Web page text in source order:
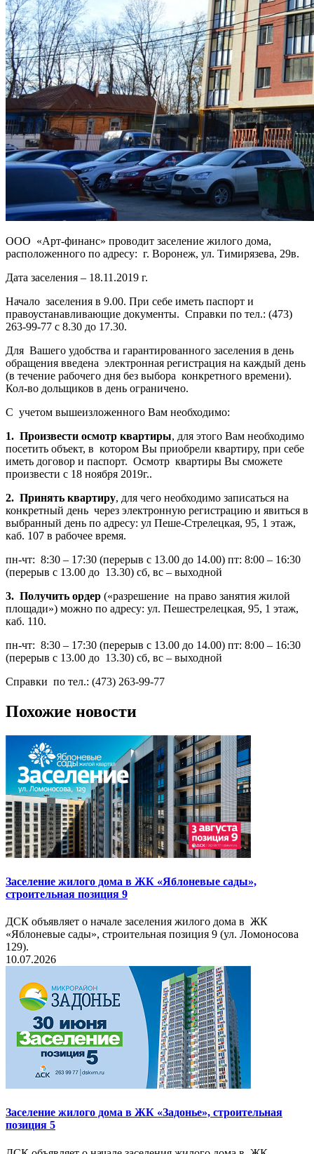
ООО «Арт-финанс» проводит заселение жилого дома,
расположенного по адресу: г. Воронеж, ул. Тимирязева, 29в.
Дата заселения – 18.11.2019 г.
Начало заселения в 9.00. При себе иметь паспорт и
правоустанавливающие документы. Справки по тел.: (473)
263-99-77 с 8.30 до 17.30.
Для Вашего удобства и гарантированного заселения в день
обращения введена электронная регистрация на каждый день
(в течение рабочего дня без выбора конкретного времени).
Кол-во дольщиков в день ограничено.
С учетом вышеизложенного Вам необходимо:
1. Произвести осмотр квартиры, для этого Вам необходимо
посетить объект, в котором Вы приобрели квартиру, при себе
иметь договор и паспорт. Осмотр квартиры Вы сможете
произвести с 18 ноября 2019г..
2. Принять квартиру, для чего необходимо записаться на
конкретный день через электронную регистрацию и явиться в
выбранный день по адресу: ул Пеше-Стрелецкая, 95, 1 этаж,
каб. 107 в рабочее время.
пн-чт: 8:30 – 17:30 (перерыв с 13.00 до 14.00) пт: 8:00 – 16:30
(перерыв с 13.00 до 13.30) сб, вс – выходной
3. Получить ордер («разрешение на право занятия жилой
площади») можно по адресу: ул. Пешестрелецкая, 95, 1 этаж,
каб. 110.
пн-чт: 8:30 – 17:30 (перерыв с 13.00 до 14.00) пт: 8:00 – 16:30
(перерыв с 13.00 до 13.30) сб, вс – выходной
Справки по тел.: (473) 263-99-77
Похожие новости
Заселение жилого дома в ЖК «Яблоневые сады»,
строительная позиция 9
ДСК объявляет о начале заселения жилого дома в ЖК
«Яблоневые сады», строительная позиция 9 (ул. Ломоносова
129).
10.07.2026
Заселение жилого дома в ЖК «Задонье», строительная
позиция 5